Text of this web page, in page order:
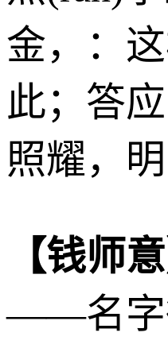
金，：
此；答
照耀，明
【钱师意
——名字